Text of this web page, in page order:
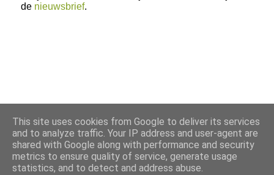
de nieuwsbrief.
This site uses cookies from Google to deliver its services
and to analyze traffic. Your IP address and user-agent are
shared with Google along with performance and security
metrics to ensure quality of service, generate usage
statistics, and to detect and address abuse.